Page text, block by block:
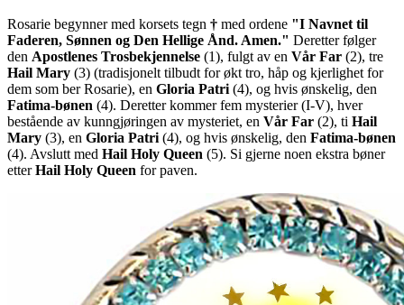
Rosarie begynner med korsets tegn † med ordene "I Navnet til
Faderen, Sønnen og Den Hellige Ånd. Amen." Deretter følger
den Apostlenes Trosbekjennelse (1), fulgt av en Vår Far (2), tre
Hail Mary (3) (tradisjonelt tilbudt for økt tro, håp og kjerlighet for
dem som ber Rosarie), en Gloria Patri (4), og hvis ønskelig, den
Fatima-bønen (4). Deretter kommer fem mysterier(I-V), hver
bestående av kunngjøringen av mysteriet, en Vår Far (2), ti Hail
Mary (3), en Gloria Patri (4), og hvis ønskelig, den Fatima-bønen
(4). Avslutt med Hail Holy Queen (5). Si gjerne noen ekstra bøner
etterHail Holy Queen for paven.